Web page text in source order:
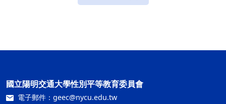
國立陽明交通大學性別平等教育委員會
電子郵件： geec@nycu.edu.tw